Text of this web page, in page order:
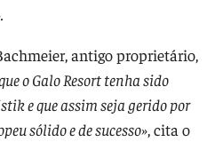
antigo proprietário,
o Galo Resort tenha sido
e que assim seja gerido por
sólido e de sucesso», cita o